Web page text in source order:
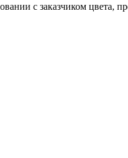
с заказчиком цвета,